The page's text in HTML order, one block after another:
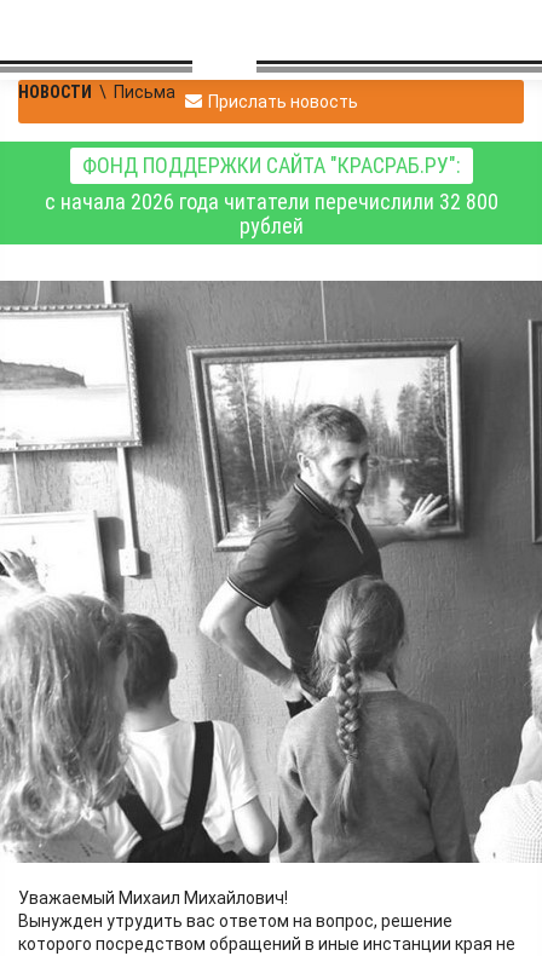
НОВОСТИ \ Письма Прислать новость
ФОНД ПОДДЕРЖКИ САЙТА "КРАСРАБ.РУ":
с начала 2026 года читатели перечислили 32 800
рублей
Общественная работа -
время, потраченное
зря?
Открытое письмо губернатору Красноярского края Котюкову
М. М.
Письма
07.10.2025 10:47
950
Художник и музыкант Сергей Аносов всегда старался
вовлечь борских ребят и взрослых в мир творчества
Уважаемый Михаил Михайлович!
Вынужден утрудить вас ответом на вопрос, решение
которого посредством обращений в иные инстанции края не